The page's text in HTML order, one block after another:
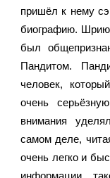
пришёл к нему
биографию.
был
Пандитом.
человек,
очень
внимания
самом деле,
очень легко и